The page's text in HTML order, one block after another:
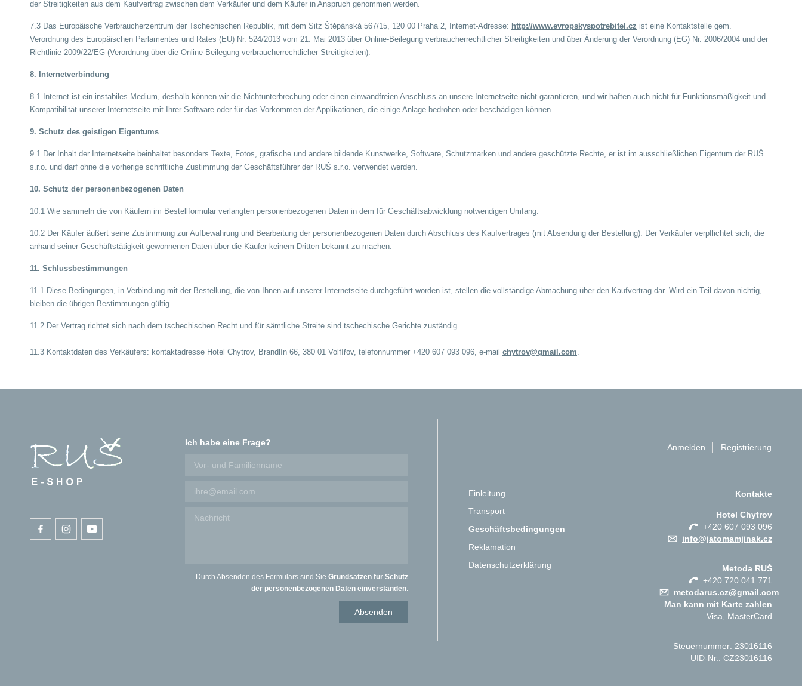
der Streitigkeiten aus dem Kaufvertrag zwischen dem Verkäufer und dem Käufer in Anspruch genommen werden.
7.3 Das Europäische Verbraucherzentrum der Tschechischen Republik, mit dem Sitz Štěpánská 567/15, 120 00 Praha 2, Internet-Adresse: http://www.evropskyspotrebitel.cz ist eine Kontaktstelle gem.
Verordnung des Europäischen Parlamentes und Rates (EU) Nr. 524/2013 vom 21. Mai 2013 über Online-Beilegung verbraucherrechtlicher Streitigkeiten und über Änderung der Verordnung (EG) Nr. 2006/2004 und der
Richtlinie 2009/22/EG (Verordnung über die Online-Beilegung verbraucherrechtlicher Streitigkeiten).
8. Internetverbindung
8.1 Internet ist ein instabiles Medium, deshalb können wir die Nichtunterbrechung oder einen einwandfreien Anschluss an unsere Internetseite nicht garantieren, und wir haften auch nicht für Funktionsmäßigkeit und
Kompatibilität unserer Internetseite mit Ihrer Software oder für das Vorkommen der Applikationen, die einige Anlage bedrohen oder beschädigen können.
9. Schutz des geistigen Eigentums
9.1 Der Inhalt der Internetseite beinhaltet besonders Texte, Fotos, grafische und andere bildende Kunstwerke, Software, Schutzmarken und andere geschützte Rechte, er ist im ausschließlichen Eigentum der RUŠ
s.r.o. und darf ohne die vorherige schriftliche Zustimmung der Geschäftsführer der RUŠ s.r.o. verwendet werden.
10. Schutz der personenbezogenen Daten
10.1 Wie sammeln die von Käufern im Bestellformular verlangten personenbezogenen Daten in dem für Geschäftsabwicklung notwendigen Umfang.
10.2 Der Käufer äußert seine Zustimmung zur Aufbewahrung und Bearbeitung der personenbezogenen Daten durch Abschluss des Kaufvertrages (mit Absendung der Bestellung). Der Verkäufer verpflichtet sich, die
anhand seiner Geschäftstätigkeit gewonnenen Daten über die Käufer keinem Dritten bekannt zu machen.
11. Schlussbestimmungen
11.1 Diese Bedingungen, in Verbindung mit der Bestellung, die von Ihnen auf unserer Internetseite durchgeführt worden ist, stellen die vollständige Abmachung über den Kaufvertrag dar. Wird ein Teil davon nichtig,
bleiben die übrigen Bestimmungen gültig.
11.2 Der Vertrag richtet sich nach dem tschechischen Recht und für sämtliche Streite sind tschechische Gerichte zuständig.
11.3 Kontaktdaten des Verkäufers: kontaktadresse Hotel Chytrov, Brandlín 66, 380 01 Volfířov, telefonnummer +420 607 093 096, e-mail chytrov@gmail.com.
Ich habe eine Frage?
Durch Absenden des Formulars sind SieGrundsätzen für Schutz
der personenbezogenen Daten einverstanden.
Anmelden Registrierung
Einleitung
Transport
Geschäftsbedingungen
Reklamation
Datenschutzerklärung
Kontakte
Hotel Chytrov
+420 607 093 096
info@jatomamjinak.cz
Metoda RUŠ
+420 720 041 771
metodarus.cz@gmail.com
Man kann mit Karte zahlen
Visa, MasterCard
Steuernummer: 23016116
UID-Nr.: CZ23016116